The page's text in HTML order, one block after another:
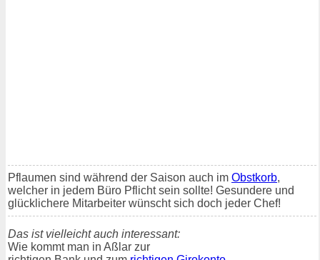
Pflaumen sind während der Saison auch im Obstkorb,
welcher in jedem Büro Pflicht sein sollte! Gesundere und
glücklichere Mitarbeiter wünscht sich doch jeder Chef!
Das ist vielleicht auch interessant:
Wie kommt man in Aßlar zur